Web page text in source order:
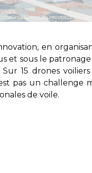
en
et sous le
15 drones
pas un challenge
de voile.